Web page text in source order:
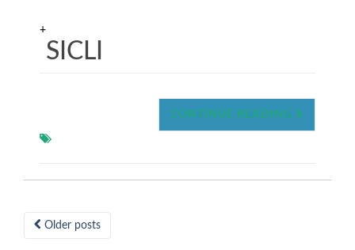
+
SICLI
CONTINUE READING
Posts
Older posts